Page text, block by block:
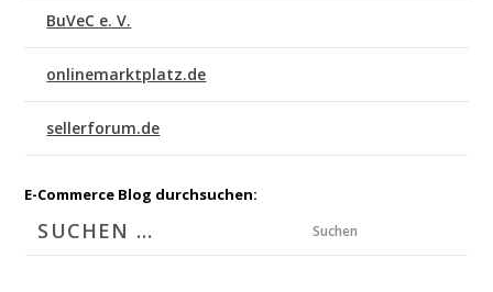
BuVeC e. V.
onlinemarktplatz.de
sellerforum.de
E-Commerce Blog durchsuchen:
Suchen